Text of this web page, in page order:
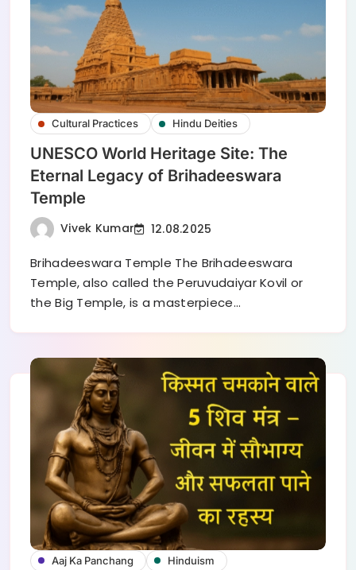
Cultural Practices Hindu Deities
UNESCO World Heritage Site: The
Eternal Legacy of Brihadeeswara
Temple
Vivek Kumar 12.08.2025
Brihadeeswara Temple The Brihadeeswara
Temple, also called the Peruvudaiyar Kovil or
the Big Temple, is a masterpiece…
Aaj Ka Panchang Hinduism